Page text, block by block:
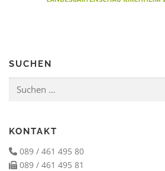
SUCHEN
Suchen
KONTAKT
089 / 461 495 80
089 / 461 495 81